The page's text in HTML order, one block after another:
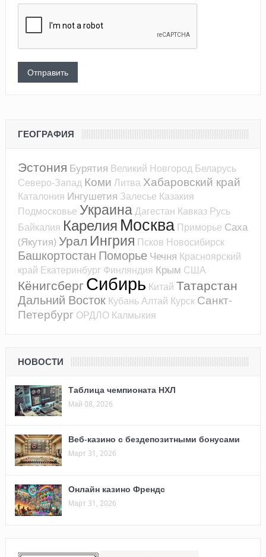
ГЕОГРАФИЯ
Эстония Бурятия Великий Новгород Беларусь
Северо-Запад Коми Литва Хабаровский край
Каталония Ингушетия Залесье Казакия
Подмосковье УкраинаДагестан Кавказ Русь
Байкалия Карелия Москва Приморье Саха
(Якутия) Урал Ингрия Псков Новосибирск
Башкортостан Поморье Чечня Красноярский
край Екатеринбург Финляндия Крым США
Кёнигсберг Сибирь Китай Татарстан
Дальний Восток КубаньАлтай Курск Санкт-
Петербург ОРДЛО Калмыкия
НОВОСТИ
Таблица чемпионата НХЛ
Май 08, 2026
Веб-казино с бездепозитными бонусами
Март 31, 2026
Онлайн казино Френдс
Март 31, 2026